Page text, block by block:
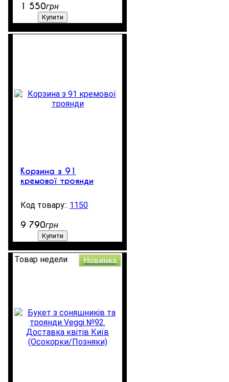
1 550грн
Купити
Корзина з 91
кремової троянди
1150
9 790грн
Купити
Новинка
Товар недели